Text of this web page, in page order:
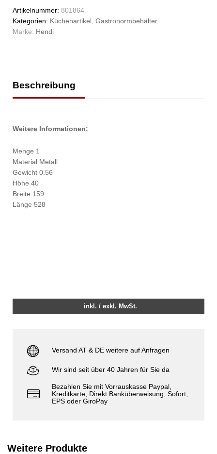
Anzahl
Artikelnummer:801864
Kategorien: Küchenartikel ,Gastronormbehälter
Marke: Hendi
Beschreibung
Weitere Informationen:
Menge 1
Material Metall
Gewicht 0.56
Höhe 40
Breite 159
Länge 528
inkl. / exkl. MwSt.
Versand AT & DE weitere auf Anfragen
Wir sind seit über 40 Jahren für Sie da
Bezahlen Sie mit Vorrauskasse Paypal,
Kreditkarte, Direkt Banküberweisung, Sofort,
EPS oder GiroPay
Weitere Produkte